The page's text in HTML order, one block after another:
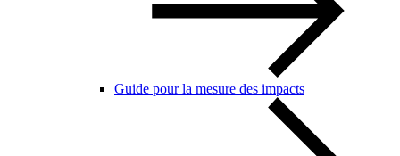
Guide pour la mesure des impacts